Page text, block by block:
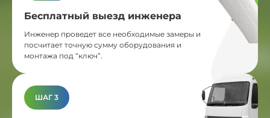
Бесплатный выезд инженера
Инженер проведет все необходимые замеры и
посчитает точную сумму оборудования и
монтажа под “ключ”.
ШАГ 3